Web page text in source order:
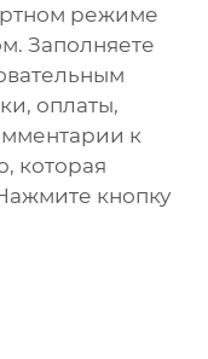
режиме
Заполняете
оплаты,
к
которая
кнопку